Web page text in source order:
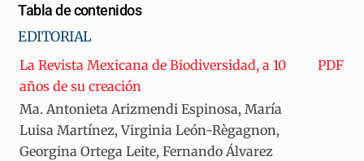
Tabla de contenidos
EDITORIAL
La Revista Mexicana de Biodiversidad, a 10
años de su creación
PDF
Ma. Antonieta Arizmendi Espinosa, María
Luisa Martínez, Virginia León-Règagnon,
Georgina Ortega Leite, Fernando Álvarez